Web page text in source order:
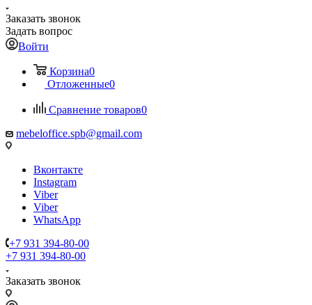
Заказать звонок
Задать вопрос
Войти
Корзина0
Отложенные0
Сравнение товаров0
mebeloffice.spb@gmail.com
Вконтакте
Instagram
Viber
Viber
WhatsApp
+7 931 394-80-00
+7 931 394-80-00
Заказать звонок